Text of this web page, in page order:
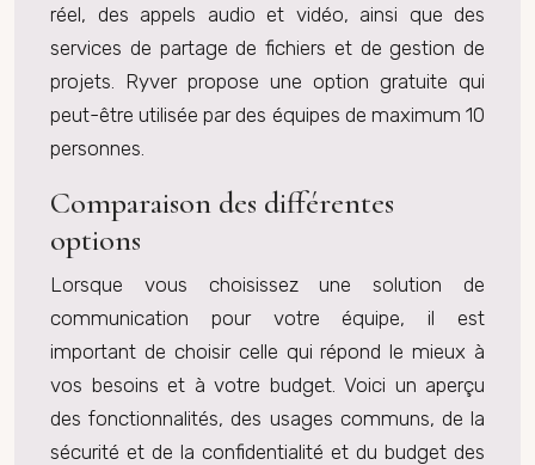
réel, des appels audio et vidéo, ainsi que des
services de partage de fichiers et de gestion de
projets. Ryver propose une option gratuite qui
peut-être utilisée par des équipes de maximum 10
personnes.
Comparaison des différentes
options
Lorsque vous choisissez une solution de
communication pour votre équipe, il est
important de choisir celle qui répond le mieux à
vos besoins et à votre budget. Voici un aperçu
des fonctionnalités, des usages communs, de la
sécurité et de la confidentialité et du budget des